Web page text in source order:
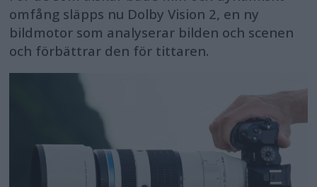
omfång släpps nu Dolby Vision 2, en ny
bildmotor som analyserar bilden och scenen
och förbättrar den för tittaren.